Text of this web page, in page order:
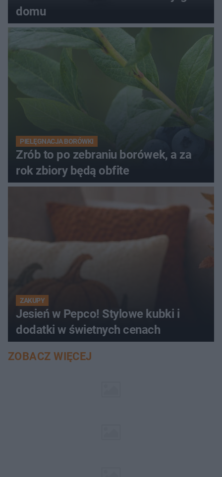
domu
PIELĘGNACJA BORÓWKI
Zrób to po zebraniu borówek, a za
rok zbiory będą obfite
ZAKUPY
Jesień w Pepco! Stylowe kubki i
dodatki w świetnych cenach
ZOBACZ WIĘCEJ